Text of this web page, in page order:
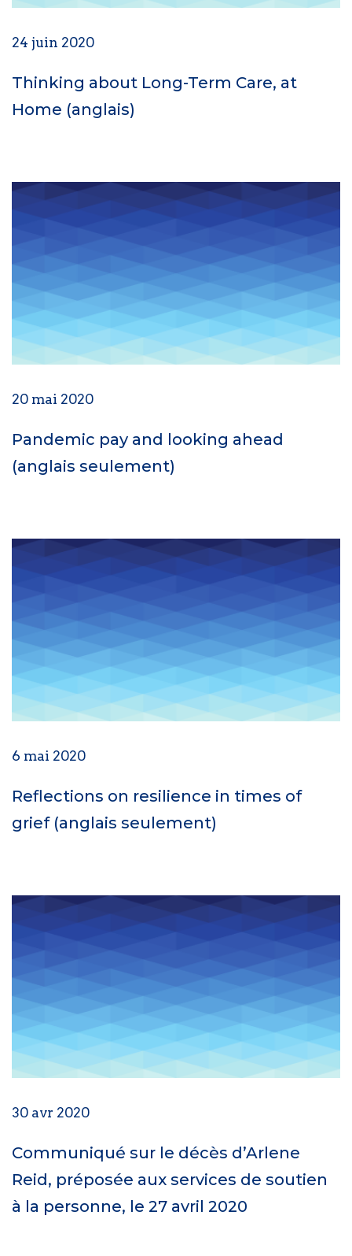
24 juin 2020
Thinking about Long-Term Care, at
Home (anglais)
20 mai 2020
Pandemic pay and looking ahead
(anglais seulement)
6 mai 2020
Reflections on resilience in times of
grief (anglais seulement)
30 avr 2020
Communiqué sur le décès d’Arlene
Reid, préposée aux services de soutien
à la personne, le 27 avril 2020